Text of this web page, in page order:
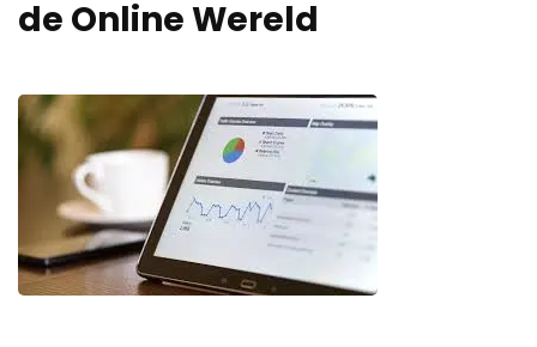
de Online Wereld